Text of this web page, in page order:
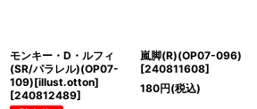
モンキー・D・ルフィ
(SR/パラレル)(OP07-
109)[illust.otton]
[240812489]
嵐脚(R)(OP07-096)
[240811608]
180円(税込)